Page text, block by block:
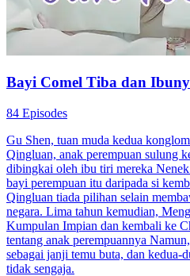
Bayi Comel Tiba dan
84 Episodes
Gu Shen, tuan muda kedua
Qingluan, anak perempuan sulung
dibingkai oleh ibu tiri mereka
bayi perempuan itu daripada si
Qingluan tiada pilihan selain
negara. Lima tahun kemudian,
Kumpulan Impian dan kembali ke
tentang anak perempuannya
sebagai janji temu buta, dan kedua-
tidak sengaja.